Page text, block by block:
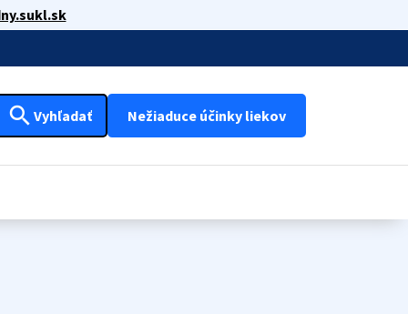
search Vyhľadať Nežiaduce účinky liekov